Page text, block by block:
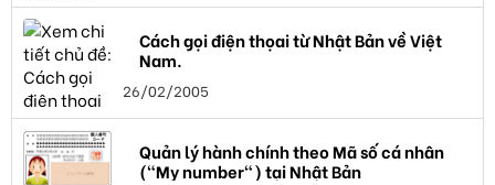
Cách gọi điện thọai từ Nhật Bản về Việt
Nam.
26/02/2005
Quản lý hành chính theo Mã số cá nhân
("My number") tại Nhật Bản